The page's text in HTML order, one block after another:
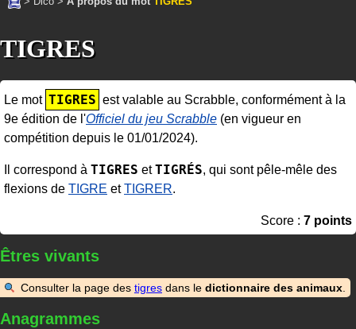
TIGRES
Le mot TIGRES est valable au Scrabble, conformément à la
9e édition de l'Officiel du jeu Scrabble (en vigueur en
compétition depuis le 01/01/2024).
Il correspond à TIGRES etTIGRÉS, qui sont pêle-mêle des
flexions de TIGRE etTIGRER.
Score : 7 points
Êtres vivants
Consulter la page des tigres dans le dictionnaire des animaux
Anagrammes